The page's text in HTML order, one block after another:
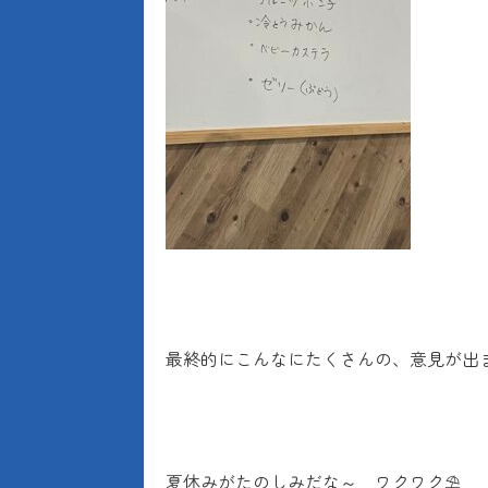
最終的にこんなにたくさんの、意見が出
夏休みがたのしみだな～ ワクワク⛱